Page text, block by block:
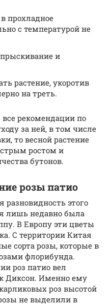
прохладное
с температурой не
и
растение, укоротив
на треть.
рекомендации по
за ней, в том числе
то весной растение
ростом и
бутонов.
розы патио
разновидность этого
лишь недавно была
В Европу эти цветы
С территории Китая
сорта розы, которые в
флорибунда.
роз патио вел
Диксон. Именно ему
роз высотой
не выделили в